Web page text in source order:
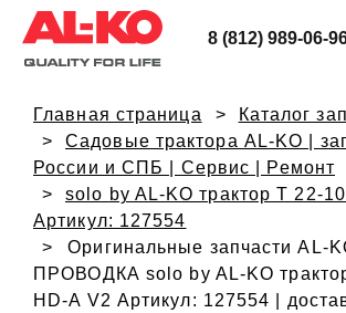
8 (812) 989-06-
Главная страница
Каталог
Садовые трактора AL-KO |
России и СПБ | Сервис | Ремонт
solo by AL-KO трактор T 22-
Артикул: 127554
Оригинальные запчасти AL-
ПРОВОДКА solo by AL-KO
HD-A V2 Артикул: 127554 |